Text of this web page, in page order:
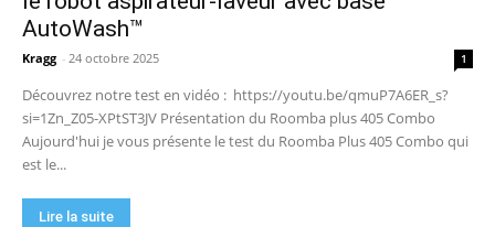
AutoWash™
Kragg - 24 octobre 2025 1
Découvrez notre test en vidéo : https://youtu.be/qmuP7A6ER_s?
si=1Zn_Z05-XPtST3JV Présentation du Roomba plus 405 Combo
Aujourd'hui je vous présente le test du Roomba Plus 405 Combo qui
est le...
Lire la suite